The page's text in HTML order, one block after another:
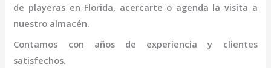
de playeras en Florida, acercarte o agenda la visita a
nuestro almacén.
Contamos con años de experiencia y clientes
satisfechos.